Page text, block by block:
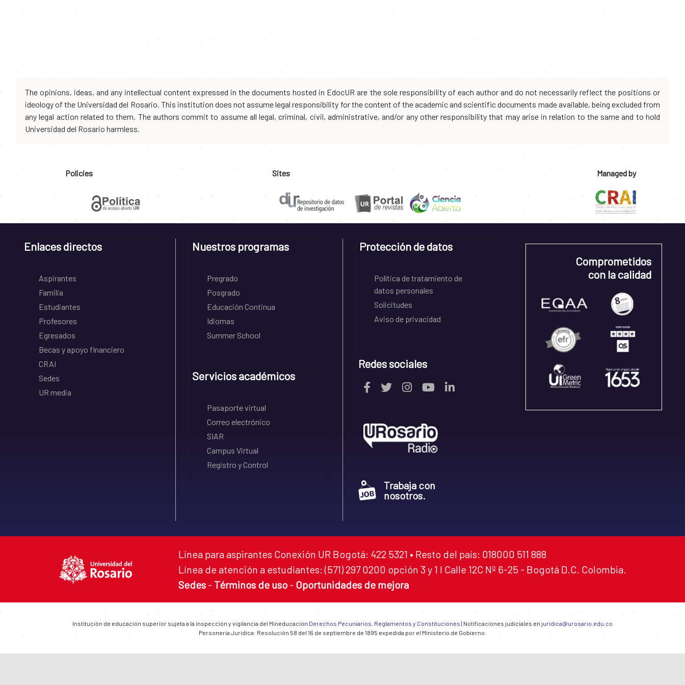
The opinions, ideas, and any intellectual content expressed in the documents hosted in EdocUR are the sole responsibility of each author and do not necessarily reflect the positions or
ideology of the Universidad del Rosario. This institution does not assume legal responsibility for the content of the academic and scientific documents made available, being excluded from
any legal action related to them. The authors commit to assume all legal, criminal, civil, administrative, and/or any other responsibility that may arise in relation to the same and to hold
Universidad del Rosario harmless.
Policies Sites Managed by
Enlaces directos
Aspirantes
Familia
Estudiantes
Profesores
Egresados
Becas y apoyo financiero
CRAI
Sedes
UR media
Nuestros programas
Pregrado
Posgrado
Educación Continua
Idiomas
Summer School
Servicios académicos
Pasaporte virtual
Correo electrónico
SIAR
Campus Virtual
Registro y Control
Protección de datos
Política de tratamiento de
datos personales
Solicitudes
Aviso de privacidad
Redes sociales
Trabaja con
nosotros.
Comprometidos
con la calidad
Línea para aspirantes Conexión UR Bogotá: 422 5321 • Resto del país: 018000 511 888
Línea de atención a estudiantes: (571) 297 0200 opción 3 y 1 I Calle 12C Nº 6-25 - Bogotá D.C. Colombia.
Sedes - Términos de uso - Oportunidades de mejora
Institución de educación superior sujeta a la inspección y vigilancia del Mineducación Derechos Pecuniarios, Reglamentos y Constituciones | Notificaciones judiciales en juridica@urosario.edu.co
Personería Jurídica: Resolución 58 del 16 de septiembre de 1895 expedida por el Ministerio de Gobierno.